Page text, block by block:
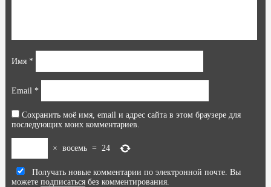
Имя *
Email *
Сохранить моё имя, email и адрес сайта в этом браузере для
последующих моих комментариев.
× восемь = 24
Получать новые комментарии по электронной почте. Вы
можете подписатьсябез комментирования.